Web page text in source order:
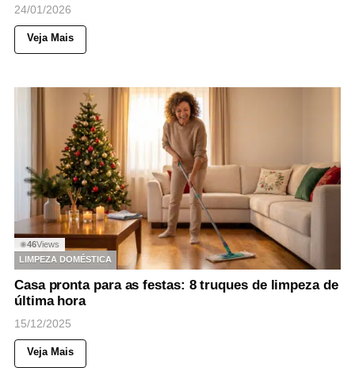
24/01/2026
Veja Mais
◉46Views
LIMPEZA DOMÉSTICA
Casa pronta para as festas: 8 truques de limpeza de
última hora
15/12/2025
Veja Mais